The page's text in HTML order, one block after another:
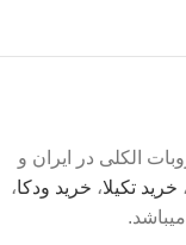
الکلی در ایران و
، خرید تکیلا، خرید ودکا،